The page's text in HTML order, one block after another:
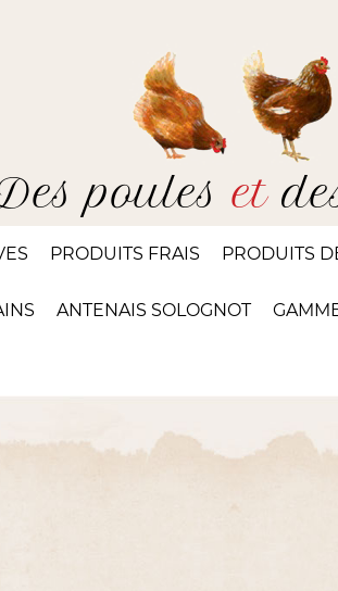
pouleset
PRODUITS FRAIS PRODUITS
ANTENAIS SOLOGNOT